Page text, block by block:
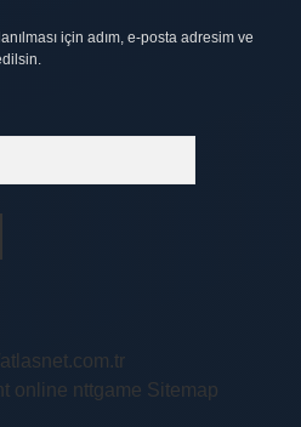
için adım, e-posta adresim ve
online nttgame Sitemap